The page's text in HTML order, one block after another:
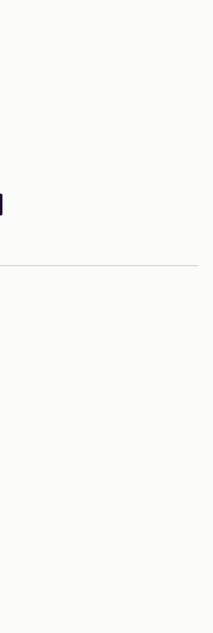
linkedIn